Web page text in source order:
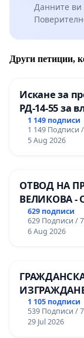
Адекватна и
на дърветата.
бъде
институции!
Данните ви
Други петиции,
Искане за
РД-14-55 за
гимназия
1 149 подписи
1 149 Подписи
5 Aug 2026
ОТВОД НА
ВЕЛИКОВА -
629 подписи
629 Подписи /
6 Aug 2026
НА
1 105 подписи
539 Подписи /
29 Jul 2026